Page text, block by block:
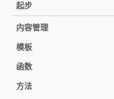
起步
内容管理
模板
函数
方法